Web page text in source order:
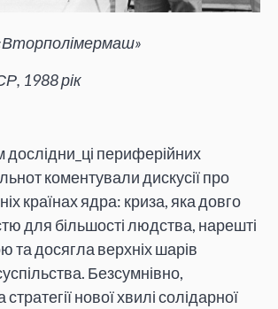
1988 рік
периферійних
коментували дискусії про
країнах ядра: криза, яка довго
для більшості людства, нарешті
та досягла верхніх шарів
Безсумнівно,
стратегії нової хвилі солідарної